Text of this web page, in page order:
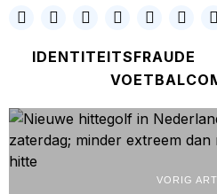
IDENTITEITSFRAUDE
VORIG